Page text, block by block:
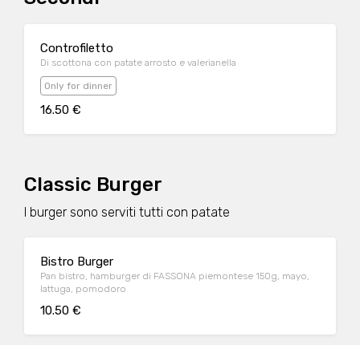
Controfiletto
Di scottona con patate arrosto e valerianella
Only for dinner
16.50 €
Classic Burger
I burger sono serviti tutti con patate
Bistro Burger
Pan bistro, hamburger di FASSONA piemontese 150g, mayo,
lattuga, pomodoro
10.50 €